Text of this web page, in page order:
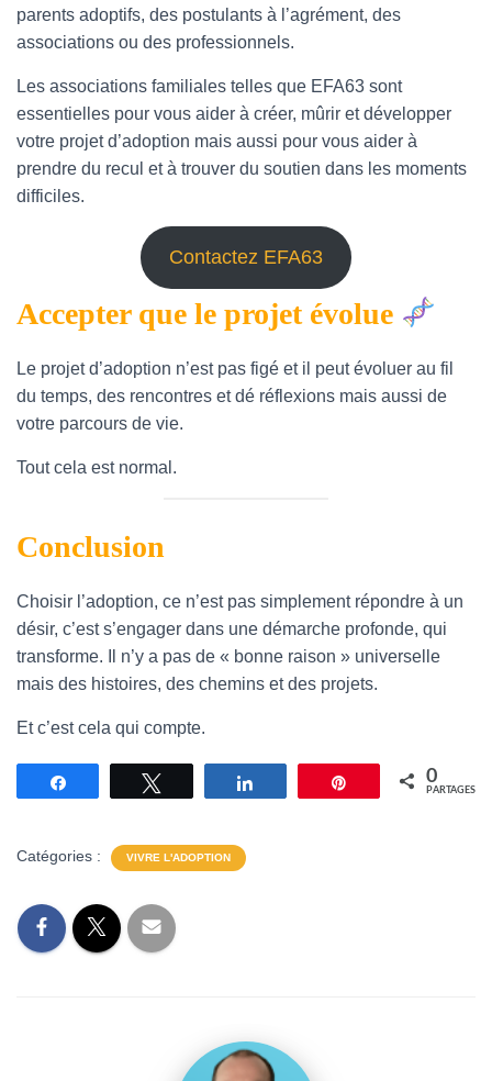
parents adoptifs, des postulants à l’agrément, des
associations ou des professionnels.
Les associations familiales telles que EFA63 sont
essentielles pour vous aider à créer, mûrir et développer
votre projet d’adoption mais aussi pour vous aider à
prendre du recul et à trouver du soutien dans les moments
difficiles.
Contactez EFA63
Accepter que le projet évolue
Le projet d’adoption n’est pas figé et il peut évoluer au fil
du temps, des rencontres et dé réflexions mais aussi de
votre parcours de vie.
Tout cela est normal.
Conclusion
Choisir l’adoption, ce n’est pas simplement répondre à un
désir, c’est s’engager dans une démarche profonde, qui
transforme. Il n’y a pas de « bonne raison » universelle
mais des histoires, des chemins et des projets.
Et c’est cela qui compte.
Épingle 0
PARTAGES
Catégories : VIVRE L'ADOPTION